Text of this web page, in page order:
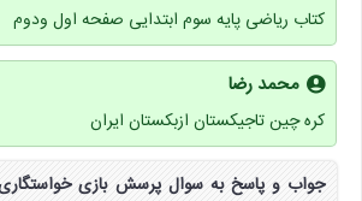
کتاب ریاضی پایه سوم ابتدایی صفحه اول ودوم
محمد رضا
کره چین تاجیکستان ازبکستان ایران
جواب و پاسخ به سوال پرسش بازی